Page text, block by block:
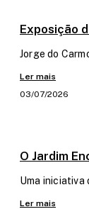
Exposição
Jorge do
Ler mais
03/07/2026
O Jardim
Uma iniciativa
Ler mais